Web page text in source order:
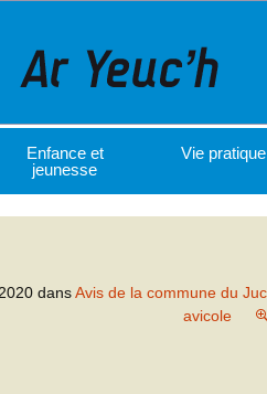
Enfance et
jeunesse
Vie pratique
dansAvis de la commune du
avicole